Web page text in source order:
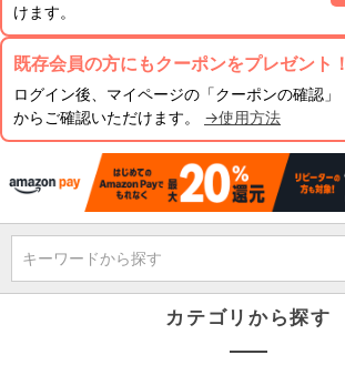
けます。
既存会員の方にもクーポンをプレゼント！
ログイン後、マイページの「クーポンの確認」
からご確認いただけます。 →使用方法
キーワードから探す
カテゴリから探す